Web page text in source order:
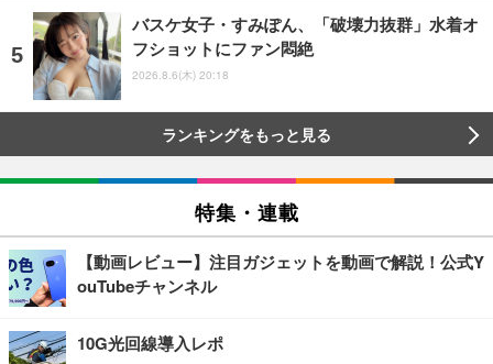
バスケ女子・すみぽん、「破壊力抜群」水着オ
フショットにファン悶絶
2026.8.6(木) 20:18
ランキングをもっと見る
特集・連載
【動画レビュー】注目ガジェットを動画で解説！公式Y
ouTubeチャンネル
10G光回線導入レポ